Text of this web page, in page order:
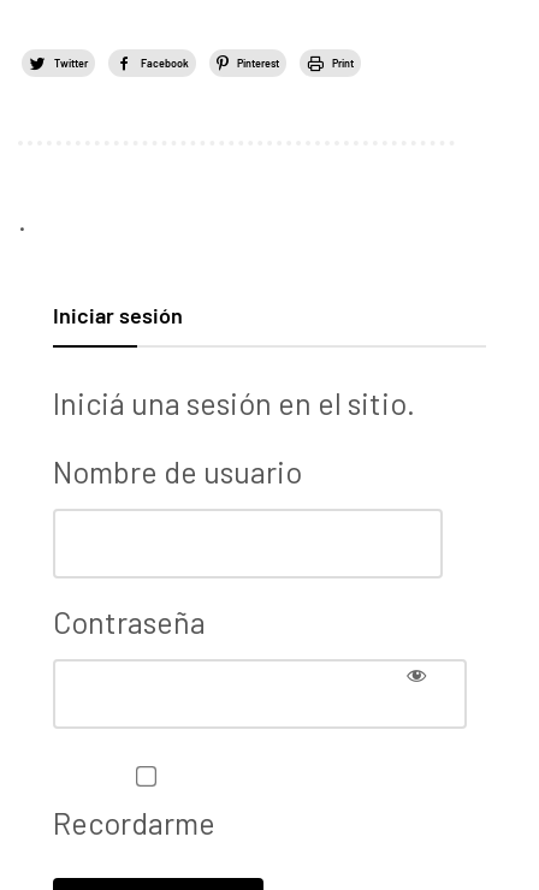
Twitter Facebook Pinterest Print
.
Iniciar sesión
Iniciá una sesión en el sitio.
Nombre de usuario
Contraseña
Recordarme